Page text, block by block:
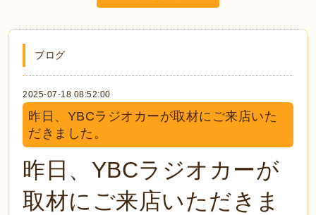
ブログ
2025-07-18 08:52:00
昨日、YBCラジオカーが取材にご来店いた
だきました。
昨日、YBCラジオカーが
取材にご来店いただきま